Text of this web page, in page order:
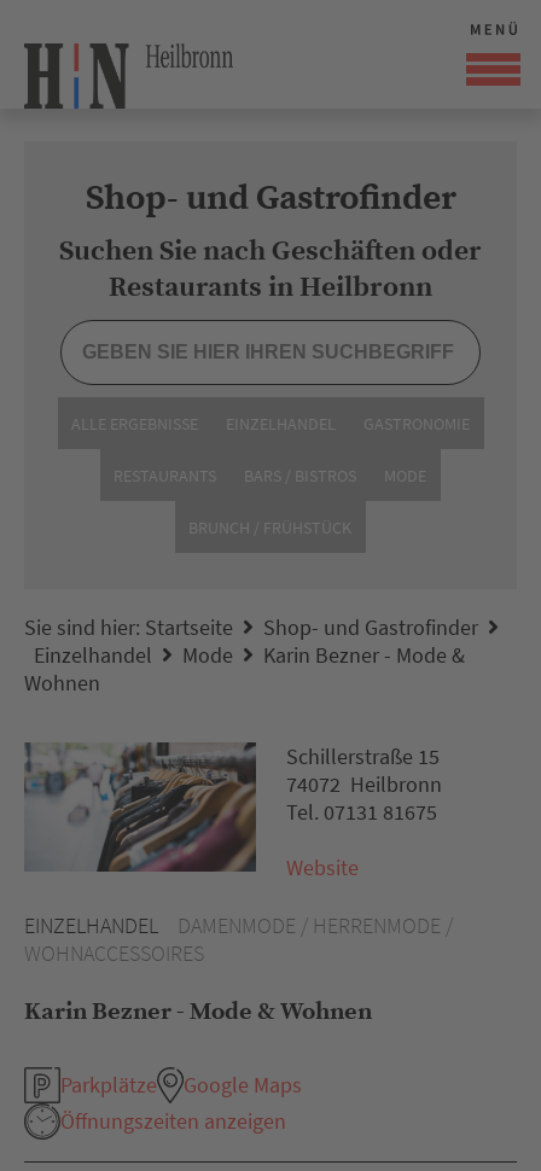
Shop- und Gastrofinder
Suchen Sie nach Geschäften oder
Restaurants in Heilbronn
ALLE ERGEBNISSE EINZELHANDEL GASTRONOMIE
RESTAURANTS BARS / BISTROS MODE
BRUNCH / FRÜHSTÜCK
Sie sind hier: Startseite
Shop- und Gastrofinder
Einzelhandel
Mode
Karin Bezner - Mode &
Wohnen
EINZELHANDEL
DAMENMODE / HERRENMODE /
WOHNACCESSOIRES
Karin Bezner - Mode & Wohnen
Parkplätze
Google Maps
Öffnungszeiten anzeigen
Schillerstraße 15
74072 Heilbronn
Tel. 07131 81675
Website